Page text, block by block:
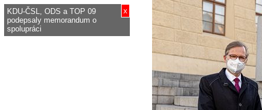
x
KDU-ČSL, ODS a TOP 09
podepsaly memorandum o
spolupráci